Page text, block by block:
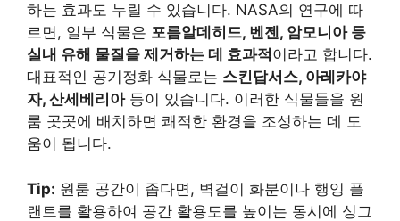
하는 효과도 누릴 수 있습니다. NASA의 연구에 따
르면, 일부 식물은 포름알데히드, 벤젠, 암모니아 등
실내 유해 물질을 제거하는 데 효과적 이라고 합니다.
대표적인 공기정화 식물로는 스킨답서스, 아레카야
자, 산세베리아등이 있습니다. 이러한 식물들을 원
룸 곳곳에 배치하면 쾌적한 환경을 조성하는 데 도
움이 됩니다.
Tip: 원룸 공간이 좁다면, 벽걸이 화분이나 행잉 플
랜트를 활용하여 공간 활용도를 높이는 동시에 싱그